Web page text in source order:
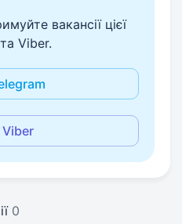
вакансії цієї
Viber.
Viber
0